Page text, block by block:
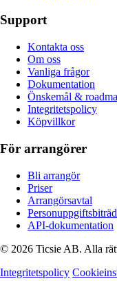
Support
Kontakta oss
Om oss
Vanliga frågor
Dokumentation
Önskemål &
Integritetspolicy
Köpvillkor
För arrangörer
Bli arrangör
Priser
Arrangörsavtal
API-dokumentation
© 2026 Ticsie AB. Alla
Integritetspolicy